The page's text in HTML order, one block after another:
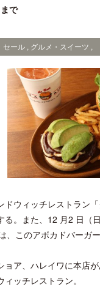
で
ール , グルメ・スイーツ ,
ウィッチレストラン
る。また、12 月2 日
このアボカドバーガー
ア、ハレイワに本店
ッチレストラン。